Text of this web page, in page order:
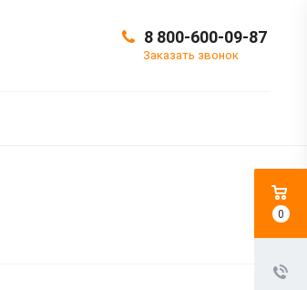
8 800-600-09-87
Заказать звонок
0